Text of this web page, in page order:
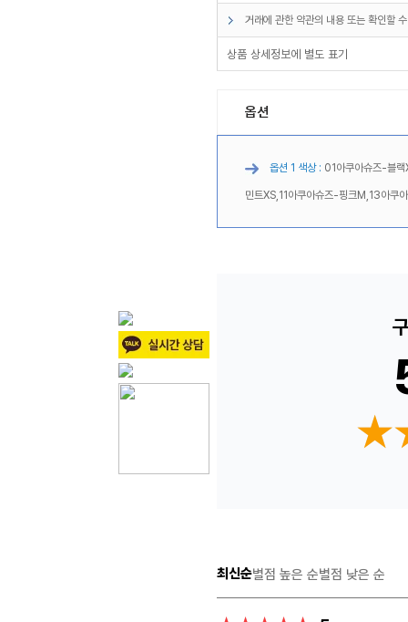
거래에 관한 약관의 내용 또는 확인할
상품 상세정보에 별도 표기
옵션
옵션 1 색상 : 01아쿠아슈즈-블
민트XS,11아쿠아슈즈-핑크M,13아쿠
최신순별점 높은 순별점 낮은 순